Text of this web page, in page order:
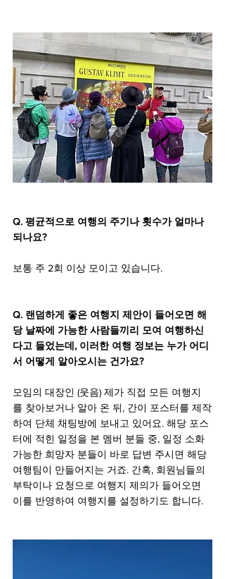
Q. 평균적으로 여행의 주기나 횟수가 얼마나
되나요?
보통 주 2회 이상 모이고 있습니다.
Q. 랜덤하게 좋은 여행지 제안이 들어오면 해
당 날짜에 가능한 사람들끼리 모여 여행하신
다고 들었는데, 이러한 여행 정보는 누가 어디
서 어떻게 알아오시는 건가요?
모임의 대장인 (웃음) 제가 직접 모든 여행지
를 찾아보거나 알아 온 뒤, 간이 포스터를 제작
하여 단체 채팅방에 보내고 있어요. 해당 포스
터에 적힌 일정을 본 멤버 분들 중, 일정 소화
가능한 희망자 분들이 바로 답변 주시면 해당
여행팀이 만들어지는 거죠. 간혹, 회원님들의
부탁이나 요청으로 여행지 제의가 들어오면
이를 반영하여 여행지를 설정하기도 합니다.